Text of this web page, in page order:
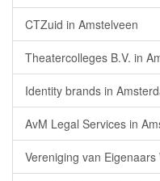
CTZuid in Amstelveen
Theatercolleges B.V. in
Identity brands in
AvM Legal Services in
Vereniging van